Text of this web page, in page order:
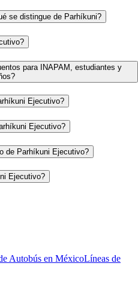
se distingue de Parhíkuni?
para INAPAM, estudiantes y
Ejecutivo?
Ejecutivo?
de Parhíkuni Ejecutivo?
Ejecutivo?
Autobús en MéxicoLíneas de